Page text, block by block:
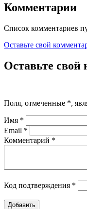
Комментарии
Список комментариев
Оставьте свой
Оставьте свой
Поля, отмеченные *,
Имя *
Email *
Комментарий *
Код подтверждения *